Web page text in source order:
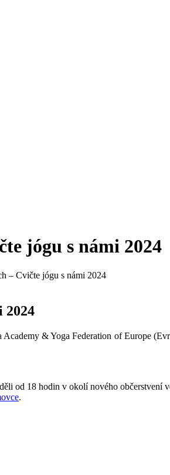
jógu s námi 2024
– Cvičte jógu s námi 2024
2024
& Yoga Federation of Europe
od 18 hodin v okolí nového občerstvení
.